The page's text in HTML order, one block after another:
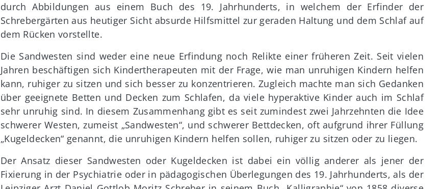
durch Abbildungen aus einem Buch des 19. Jahrhunderts, in welchem der Erfinder der
Schrebergärten aus heutiger Sicht absurde Hilfsmittel zur geraden Haltung und dem Schlaf auf
dem Rücken vorstellte.
Die Sandwesten sind weder eine neue Erfindung noch Relikte einer früheren Zeit. Seit vielen
Jahren beschäftigen sich Kindertherapeuten mit der Frage, wie man unruhigen Kindern helfen
kann, ruhiger zu sitzen und sich besser zu konzentrieren. Zugleich machte man sich Gedanken
über geeignete Betten und Decken zum Schlafen, da viele hyperaktive Kinder auch im Schlaf
sehr unruhig sind. In diesem Zusammenhang gibt es seit zumindest zwei Jahrzehnten die Idee
schwerer Westen, zumeist „Sandwesten“, und schwerer Bettdecken, oft aufgrund ihrer Füllung
„Kugeldecken“ genannt, die unruhigen Kindern helfen sollen, ruhiger zu sitzen oder zu liegen.
Der Ansatz dieser Sandwesten oder Kugeldecken ist dabei ein völlig anderer als jener der
Fixierung in der Psychiatrie oder in pädagogischen Überlegungen des 19. Jahrhunderts, als der